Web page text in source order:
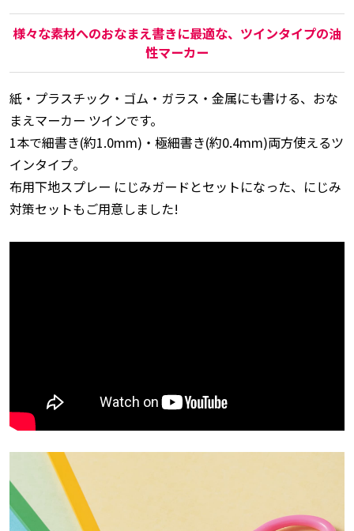
様々な素材へのおなまえ書きに最適な、ツインタイプの油
性マーカー
紙・プラスチック・ゴム・ガラス・金属にも書ける、おな
まえマーカー ツインです。
1本で細書き(約1.0mm)・極細書き(約0.4mm)両方使えるツ
インタイプ。
布用下地スプレー にじみガードとセットになった、にじみ
対策セットもご用意しました!